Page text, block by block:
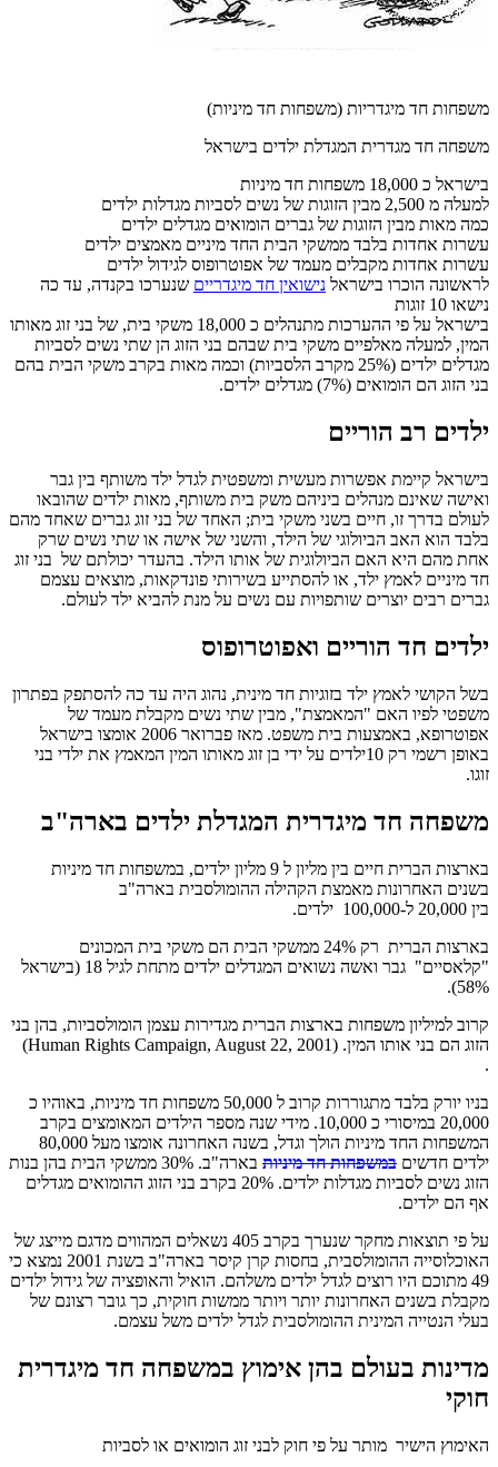
משפחות חד מיגדריות (משפחות חד מיניות)
משפחה חד מגדרית המגדלת ילדים בישראל
בישראל כ 18,000 משפחות חד מיניות
למעלה מ 2,500 מבין הזוגות של נשים לסביות מגדלות ילדים
כמה מאות מבין הזוגות של גברים הומואים מגדלים ילדים
עשרות אחדות בלבד ממשקי הבית החד מיניים מאמצים ילדים
עשרות אחדות מקבלים מעמד של אפוטרופוס לגידול ילדים
לראשונה הוכרו בישראל נישואין חד מיגדריים שנערכו בקנדה, עד כה
נישאו 10 זוגות
בישראל על פי ההערכות מתנהלים כ 18,000 משקי בית, של בני זוג מאותו
המין, למעלה מאלפיים משקי בית שבהם בני הזוג הן שתי נשים לסביות
מגדלים ילדים (25% מקרב הלסביות) וכמה מאות בקרב משקי הבית בהם
בני הזוג הם הומואים (7%) מגדלים ילדים.
ילדים רב הוריים
בישראל קיימת אפשרות מעשית ומשפטית לגדל ילד משותף בין גבר
ואישה שאינם מנהלים ביניהם משק בית משותף, מאות ילדים שהובאו
לעולם בדרך זו, חיים בשני משקי בית; האחד של בני זוג גברים שאחד מהם
בלבד הוא האב הביולוגי של הילד, והשני של אישה או שתי נשים שרק
אחת מהם היא האם הביולוגית של אותו הילד. בהעדר יכולתם של בני זוג
חד מיניים לאמץ ילד, או להסתייע בשירותי פונדקאות, מוצאים עצמם
גברים רבים יוצרים שותפויות עם נשים על מנת להביא ילד לעולם.
ילדים חד הוריים ואפוטרופוס
בשל הקושי לאמץ ילד בזוגיות חד מינית, נהוג היה עד כה להסתפק בפתרון
משפטי לפיו האם "המאמצת", מבין שתי נשים מקבלת מעמד של
אפוטרופא, באמצעות בית משפט. מאז פברואר 2006 אומצו בישראל
באופן רשמי רק 10ילדים על ידי בן זוג מאותו המין המאמץ את ילדי בני
זוגו.
משפחה חד מיגדרית המגדלת ילדים בארה"ב
בארצות הברית חיים בין מליון ל 9 מליון ילדים, במשפחות חד מיניות
בשנים האחרונות מאמצת הקהילה ההומולסבית בארה"ב
בין 20,000 ל-100,000 ילדים.
בארצות הברית רק 24% ממשקי הבית הם משקי בית המכונים
"קלאסיים" גבר ואשה נשואים המגדלים ילדים מתחת לגיל 18 (בישראל
58%).
קרוב למיליון משפחות בארצות הברית מגדירות עצמן הומולסביות, בהן בני
הזוג הם בני אותו המין. (Human Rights Campaign, August 22, 2001)
.
בניו יורק בלבד מתגוררות קרוב ל 50,000 משפחות חד מיניות, באוהיו כ
20,000 במיסורי כ 10,000. מידי שנה מספר הילדים המאומצים בקרב
המשפחות החד מיניות הולך וגדל, בשנה האחרונה אומצו מעל 80,000
ילדים חדשים במשפחות חד מיניות
בארה"ב. 30% ממשקי הבית בהן בנות
הזוג נשים לסביות מגדלות ילדים. 20% בקרב בני הזוג ההומואים מגדלים
אף הם ילדים.
על פי תוצאות מחקר שנערך בקרב 405 נשאלים המהווים מדגם מייצג של
האוכלוסייה ההומולסבית, בחסות קרן קיסר בארה"ב בשנת 2001 נמצא כי
49 מתוכם היו רוצים לגדל ילדים משלהם. הואיל והאופציה של גידול ילדים
מקבלת בשנים האחרונות יותר ויותר ממשות חוקית, כך גובר רצונם של
בעלי הנטייה המינית ההומולסבית לגדל ילדים משל עצמם.
מדינות בעולם בהן אימוץ במשפחה חד מיגדרית
חוקי
האימוץ הישיר מותר על פי חוק לבני זוג הומואים או לסביות